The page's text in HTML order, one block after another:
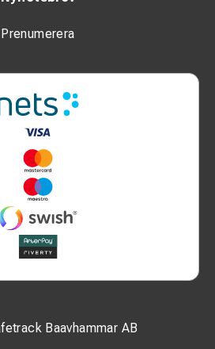
Prenumerera
Baavhammar AB